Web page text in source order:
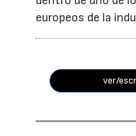
europeos de la
ver/